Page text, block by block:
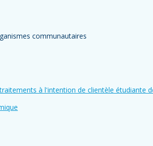
communautaires
à l'intention de clientèle étudiante